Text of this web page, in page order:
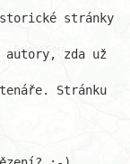
stránky
zda už
Stránku